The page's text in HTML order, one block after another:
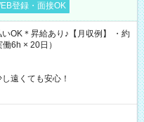
登録・面接OK
OK＊昇給あり♪【月収例】 ・約
6h × 20日）
遠くても安心！